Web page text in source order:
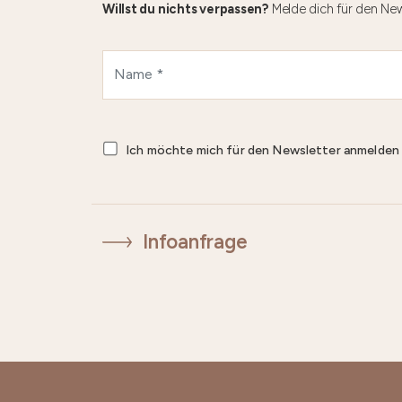
Willst du nichts verpassen?Melde dich für den
Ich möchte mich für den Newsletter
Infoanfrage